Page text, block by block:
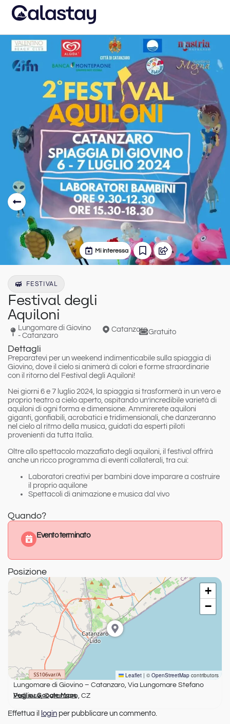
Mi interessa
FESTIVAL
Festival degli
Aquiloni
Lungomare di Giovino
- Catanzaro
CatanzaroGratuito
Dettagli
Preparatevi per un weekend indimenticabile sulla spiaggia di
Giovino, dove il cielo si animerà di colori e forme straordinarie
con il ritorno del Festival degli Aquiloni!
Nei giorni 6 e 7 luglio 2024, la spiaggia si trasformerà in un vero e
proprio teatro a cielo aperto, ospitando un’incredibile varietà di
aquiloni di ogni forma e dimensione. Ammirerete aquiloni
giganti, gonfiabili, acrobatici e tridimensionali, che danzeranno
nel cielo al ritmo della musica, guidati da esperti piloti
provenienti da tutta Italia.
Oltre allo spettacolo mozzafiato degli aquiloni, il festival offrirà
anche un ricco programma di eventi collaterali, tra cui:
Laboratori creativi per bambini dove imparare a costruire
il proprio aquilone
Spettacoli di animazione e musica dal vivo
Quando?
Evento terminato
Posizione
+
−
Leaflet | © OpenStreetMap contributors
Lungomare di Giovino – Catanzaro, Via Lungomare Stefano
Pugliese, Catanzaro, CZ
Vedi su Google Maps
Effettua il login per pubblicare un commento.